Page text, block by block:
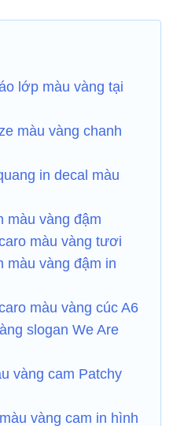
lớp màu vàng tại
màu vàng chanh
in decal màu
màu vàng đậm
màu vàng tươi
màu vàng đậm in
màu vàng cúc A6
slogan We Are
vàng cam Patchy
vàng cam in hình